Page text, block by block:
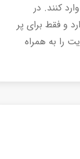
کنند. در
و فقط برای پر
را به همراه